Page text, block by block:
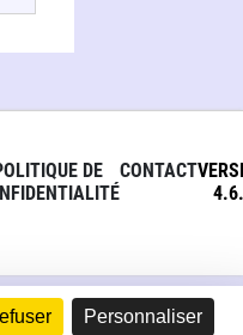
Personnaliser
DE
CONTACT